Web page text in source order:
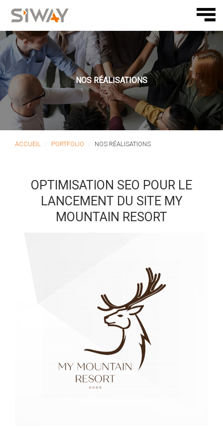
NOS RÉALISATIONS
ACCUEIL PORTFOLIO NOS RÉALISATIONS
OPTIMISATION SEO POUR LE
LANCEMENT DU SITE MY
MOUNTAIN RESORT